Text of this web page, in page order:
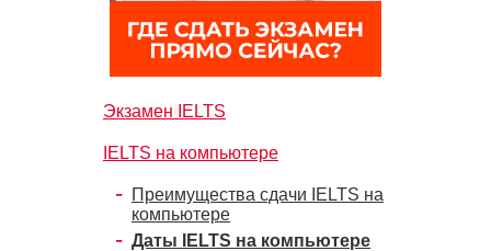
Экзамен IELTS
IELTS на компьютере
Преимущества сдачи IELTS на
компьютере
Даты IELTS на компьютере